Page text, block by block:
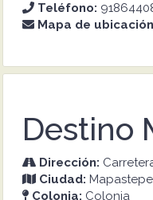
Teléfono:
Mapa de
Destino
Dirección:
Ciudad:
Colonia: Colonia